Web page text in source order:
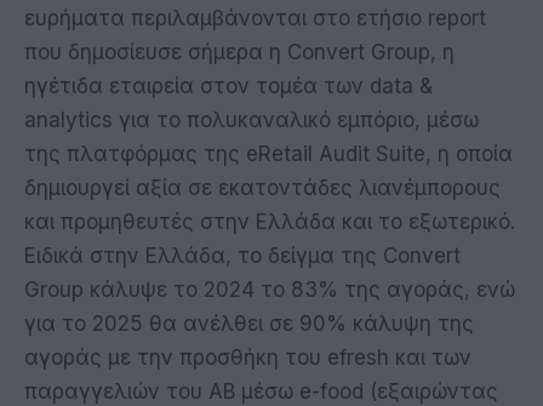
ευρήματα περιλαμβάνονται στο ετήσιο report
που δημοσίευσε σήμερα η Convert Group, η
ηγέτιδα εταιρεία στον τομέα των data &
analytics για το πολυκαναλικό εμπόριο, μέσω
της πλατφόρμας της eRetail Audit Suite, η οποία
δημιουργεί αξία σε εκατοντάδες λιανέμπορους
και προμηθευτές στην Ελλάδα και το εξωτερικό.
Ειδικά στην Ελλάδα, το δείγμα της Convert
Group κάλυψε το 2024 το 83% της αγοράς, ενώ
για το 2025 θα ανέλθει σε 90% κάλυψη της
αγοράς με την προσθήκη του efresh και των
παραγγελιών του ΑΒ μέσω e-food (εξαιρώντας